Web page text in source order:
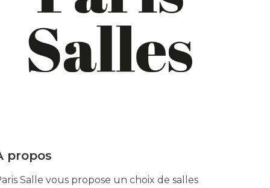
propos
Salle vous propose un choix de salles